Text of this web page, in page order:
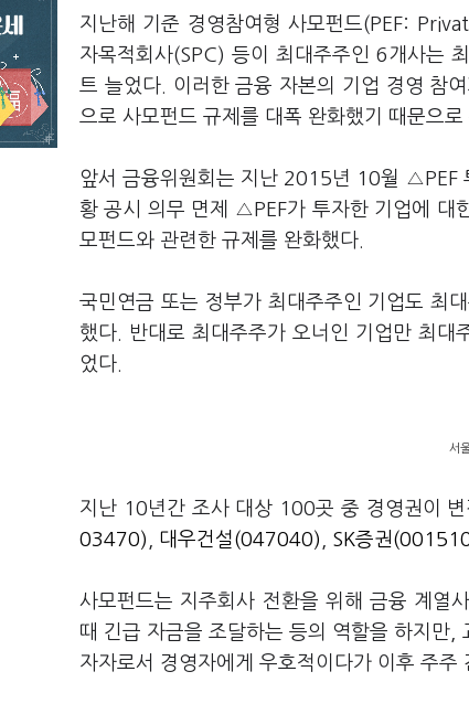
지난해 기준 경영참여형 사모펀드(PEF:
자목적회사(SPC) 등이 최대주주인 6개사
트 늘었다. 이러한 금융 자본의 기업 경영 참
으로 사모펀드 규제를 대폭 완화했기 때문으로
앞서 금융위원회는 지난 2015년 10월 △PEF
황 공시 의무 면제 △PEF가 투자한 기업에
모펀드와 관련한 규제를 완화했다.
국민연금 또는 정부가 최대주주인 기업도 최
했다. 반대로 최대주주가 오너인 기업만 최
었다.
서
지난 10년간 조사 대상 100곳 중 경영권이
03470)
대우건설(047040) SK증권
사모펀드는 지주회사 전환을 위해 금융 계열
때 긴급 자금을 조달하는 등의 역할을 하지만,
자자로서 경영자에게 우호적이다가 이후 주주